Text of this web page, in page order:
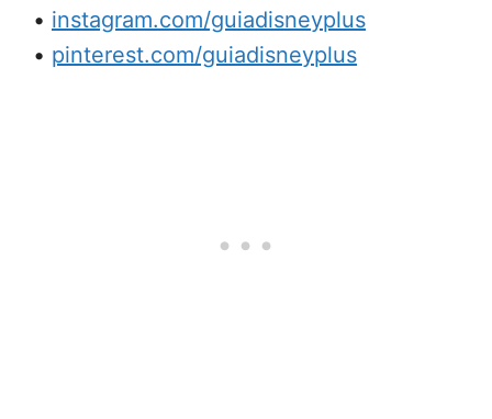
• instagram.com/guiadisneyplus
• pinterest.com/guiadisneyplus